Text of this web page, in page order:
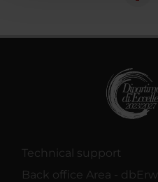
Technical support
Back office Area - dbErw